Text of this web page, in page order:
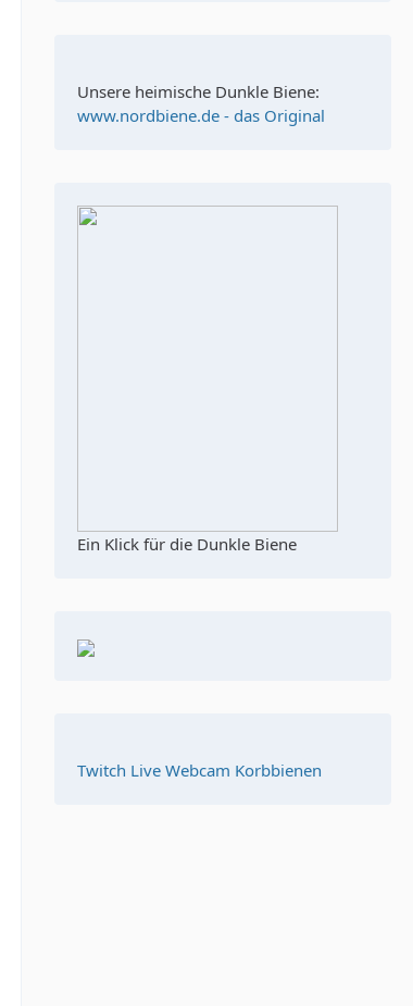
Unsere heimische Dunkle Biene:
www.nordbiene.de - das Original
Ein Klick für die Dunkle Biene
Twitch Live Webcam Korbbienen